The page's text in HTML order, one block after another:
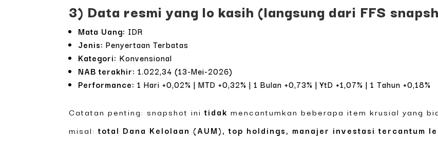
3) Data resmi yang lo kasih (langsung dari FFS
Mata Uang: IDR
Jenis: Penyertaan Terbatas
Kategori: Konvensional
NAB terakhir: 1.022,34 (13-Mei-2026)
Performance: 1 Hari +0,02% | MTD +0,32% | 1 Bulan +0,73% | YtD +1,07% | 1 Tahun +0,18%
Catatan penting: snapshot initidak mencantumkan beberapa item krusial yang
misal:total Dana Kelolaan (AUM), top holdings, manajer investasi tercantum